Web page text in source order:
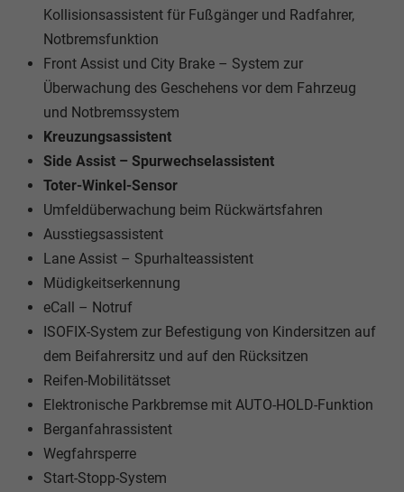
Kollisionsassistent für Fußgänger und Radfahrer,
Notbremsfunktion
Front Assist und City Brake – System zur
Überwachung des Geschehens vor dem Fahrzeug
und Notbremssystem
Kreuzungsassistent
Side Assist – Spurwechselassistent
Toter-Winkel-Sensor
Umfeldüberwachung beim Rückwärtsfahren
Ausstiegsassistent
Lane Assist – Spurhalteassistent
Müdigkeitserkennung
eCall – Notruf
ISOFIX-System zur Befestigung von Kindersitzen auf
dem Beifahrersitz und auf den Rücksitzen
Reifen-Mobilitätsset
Elektronische Parkbremse mit AUTO-HOLD-Funktion
Berganfahrassistent
Wegfahrsperre
Start-Stopp-System